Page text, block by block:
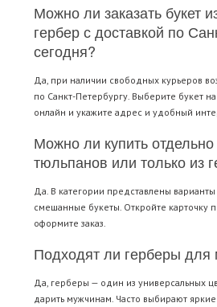
Можно ли заказать букет
гербер с доставкой по
сегодня?
Да, при наличии свободных курьеров
по Санкт-Петербургу. Выберите букет
онлайн и укажите адрес и удобный
Можно ли купить отдельно
тюльпанов или только из
Да. В категории представлены
смешанные букеты. Откройте карточку
оформите заказ.
Подходят ли герберы для
Да, герберы — один из универсальных
дарить мужчинам. Часто выбирают